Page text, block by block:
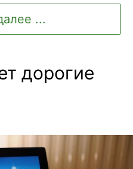
...
дорогие